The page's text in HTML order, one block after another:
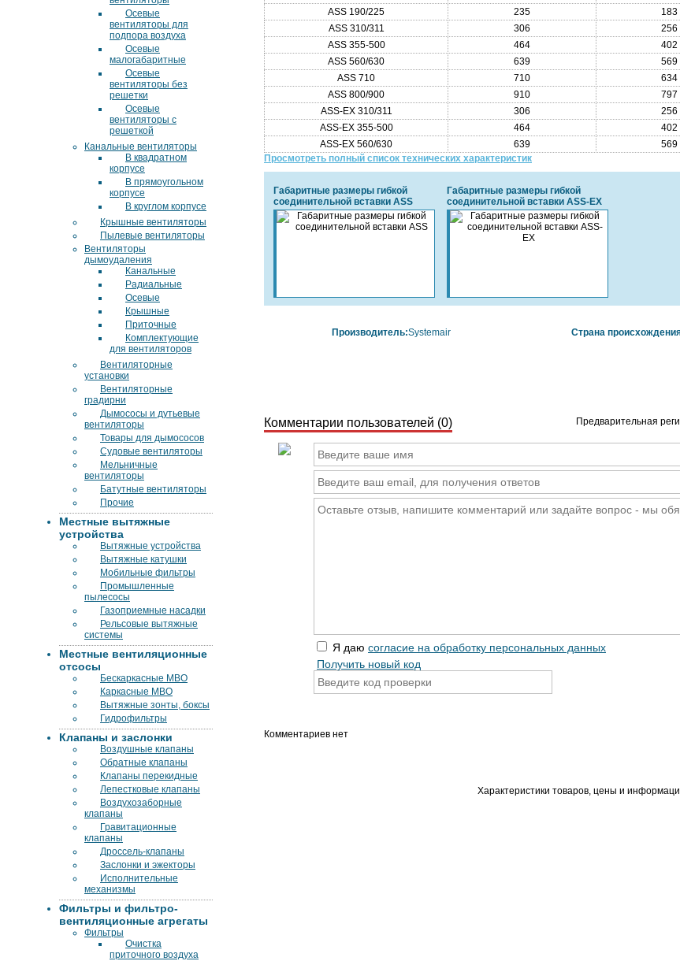
Осевые
вентиляторы для
подпора воздуха
Осевые
малогабаритные
Осевые
вентиляторы без
решетки
Осевые
вентиляторы с
решеткой
Канальные вентиляторы
В квадратном
корпусе
В прямоугольном
корпусе
В круглом корпусе
Крышные вентиляторы
Пылевые вентиляторы
Вентиляторы
дымоудаления
Канальные
Радиальные
Осевые
Крышные
Приточные
Комплектующие
для вентиляторов
Вентиляторные
установки
Вентиляторные
градирни
Дымососы и дутьевые
вентиляторы
Товары для дымососов
Судовые вентиляторы
Мельничные
вентиляторы
Батутные вентиляторы
Прочие
Местные вытяжные
устройства
Вытяжные устройства
Вытяжные катушки
Мобильные фильтры
Промышленные
пылесосы
Газоприемные насадки
Рельсовые вытяжные
системы
Местные вентиляционные
отсосы
Бескаркасные МВО
Каркасные МВО
Вытяжные зонты, боксы
Гидрофильтры
Клапаны и заслонки
Воздушные клапаны
Обратные клапаны
Клапаны перекидные
Лепестковые клапаны
Воздухозаборные
клапаны
Гравитационные
клапаны
Дроссель-клапаны
Заслонки и эжекторы
Исполнительные
механизмы
Фильтры и фильтро-
вентиляционные агрегаты
Фильтры
Очистка
приточного воздуха
ASS 190/225
235 183
ASS 310/311
306 256
ASS 355-500
464 402
ASS 560/630
639 569
ASS 710
710 634
ASS 800/900
910 797
ASS-EX 310/311
306 256
ASS-EX 355-500
464 402
ASS-EX 560/630
639 569
Просмотреть полный список технических характеристик
Габаритные размеры гибкой
соединительной вставки ASS
Габаритные размеры гибкой
соединительной вставки ASS-EX
Производитель:Systemair Страна
Комментарии пользователей (0) Предварительная
Я даю согласие на обработку персональных данных
Получить новый код
Комментариев нет
Характеристики товаров, цены и